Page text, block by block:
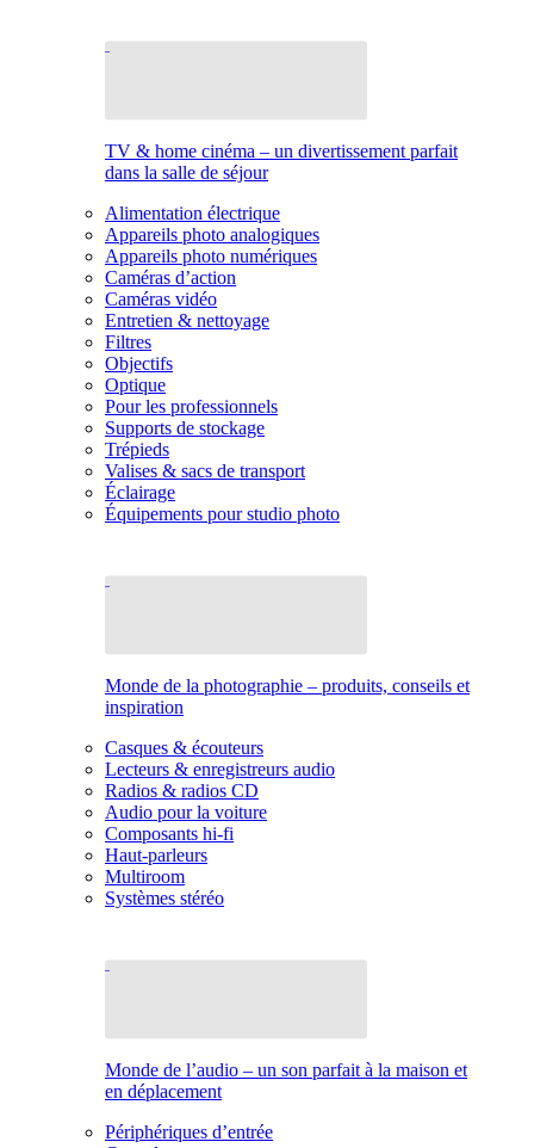
TV & home cinéma – un divertissement parfait
dans la salle de séjour
Alimentation électrique
Appareils photo analogiques
Appareils photo numériques
Caméras d’action
Caméras vidéo
Entretien & nettoyage
Filtres
Objectifs
Optique
Pour les professionnels
Supports de stockage
Trépieds
Valises & sacs de transport
Éclairage
Équipements pour studio photo
Monde de la photographie – produits, conseils et
inspiration
Casques & écouteurs
Lecteurs & enregistreurs audio
Radios & radios CD
Audio pour la voiture
Composants hi-fi
Haut-parleurs
Multiroom
Systèmes stéréo
Monde de l’audio – un son parfait à la maison et
en déplacement
Périphériques d’entrée